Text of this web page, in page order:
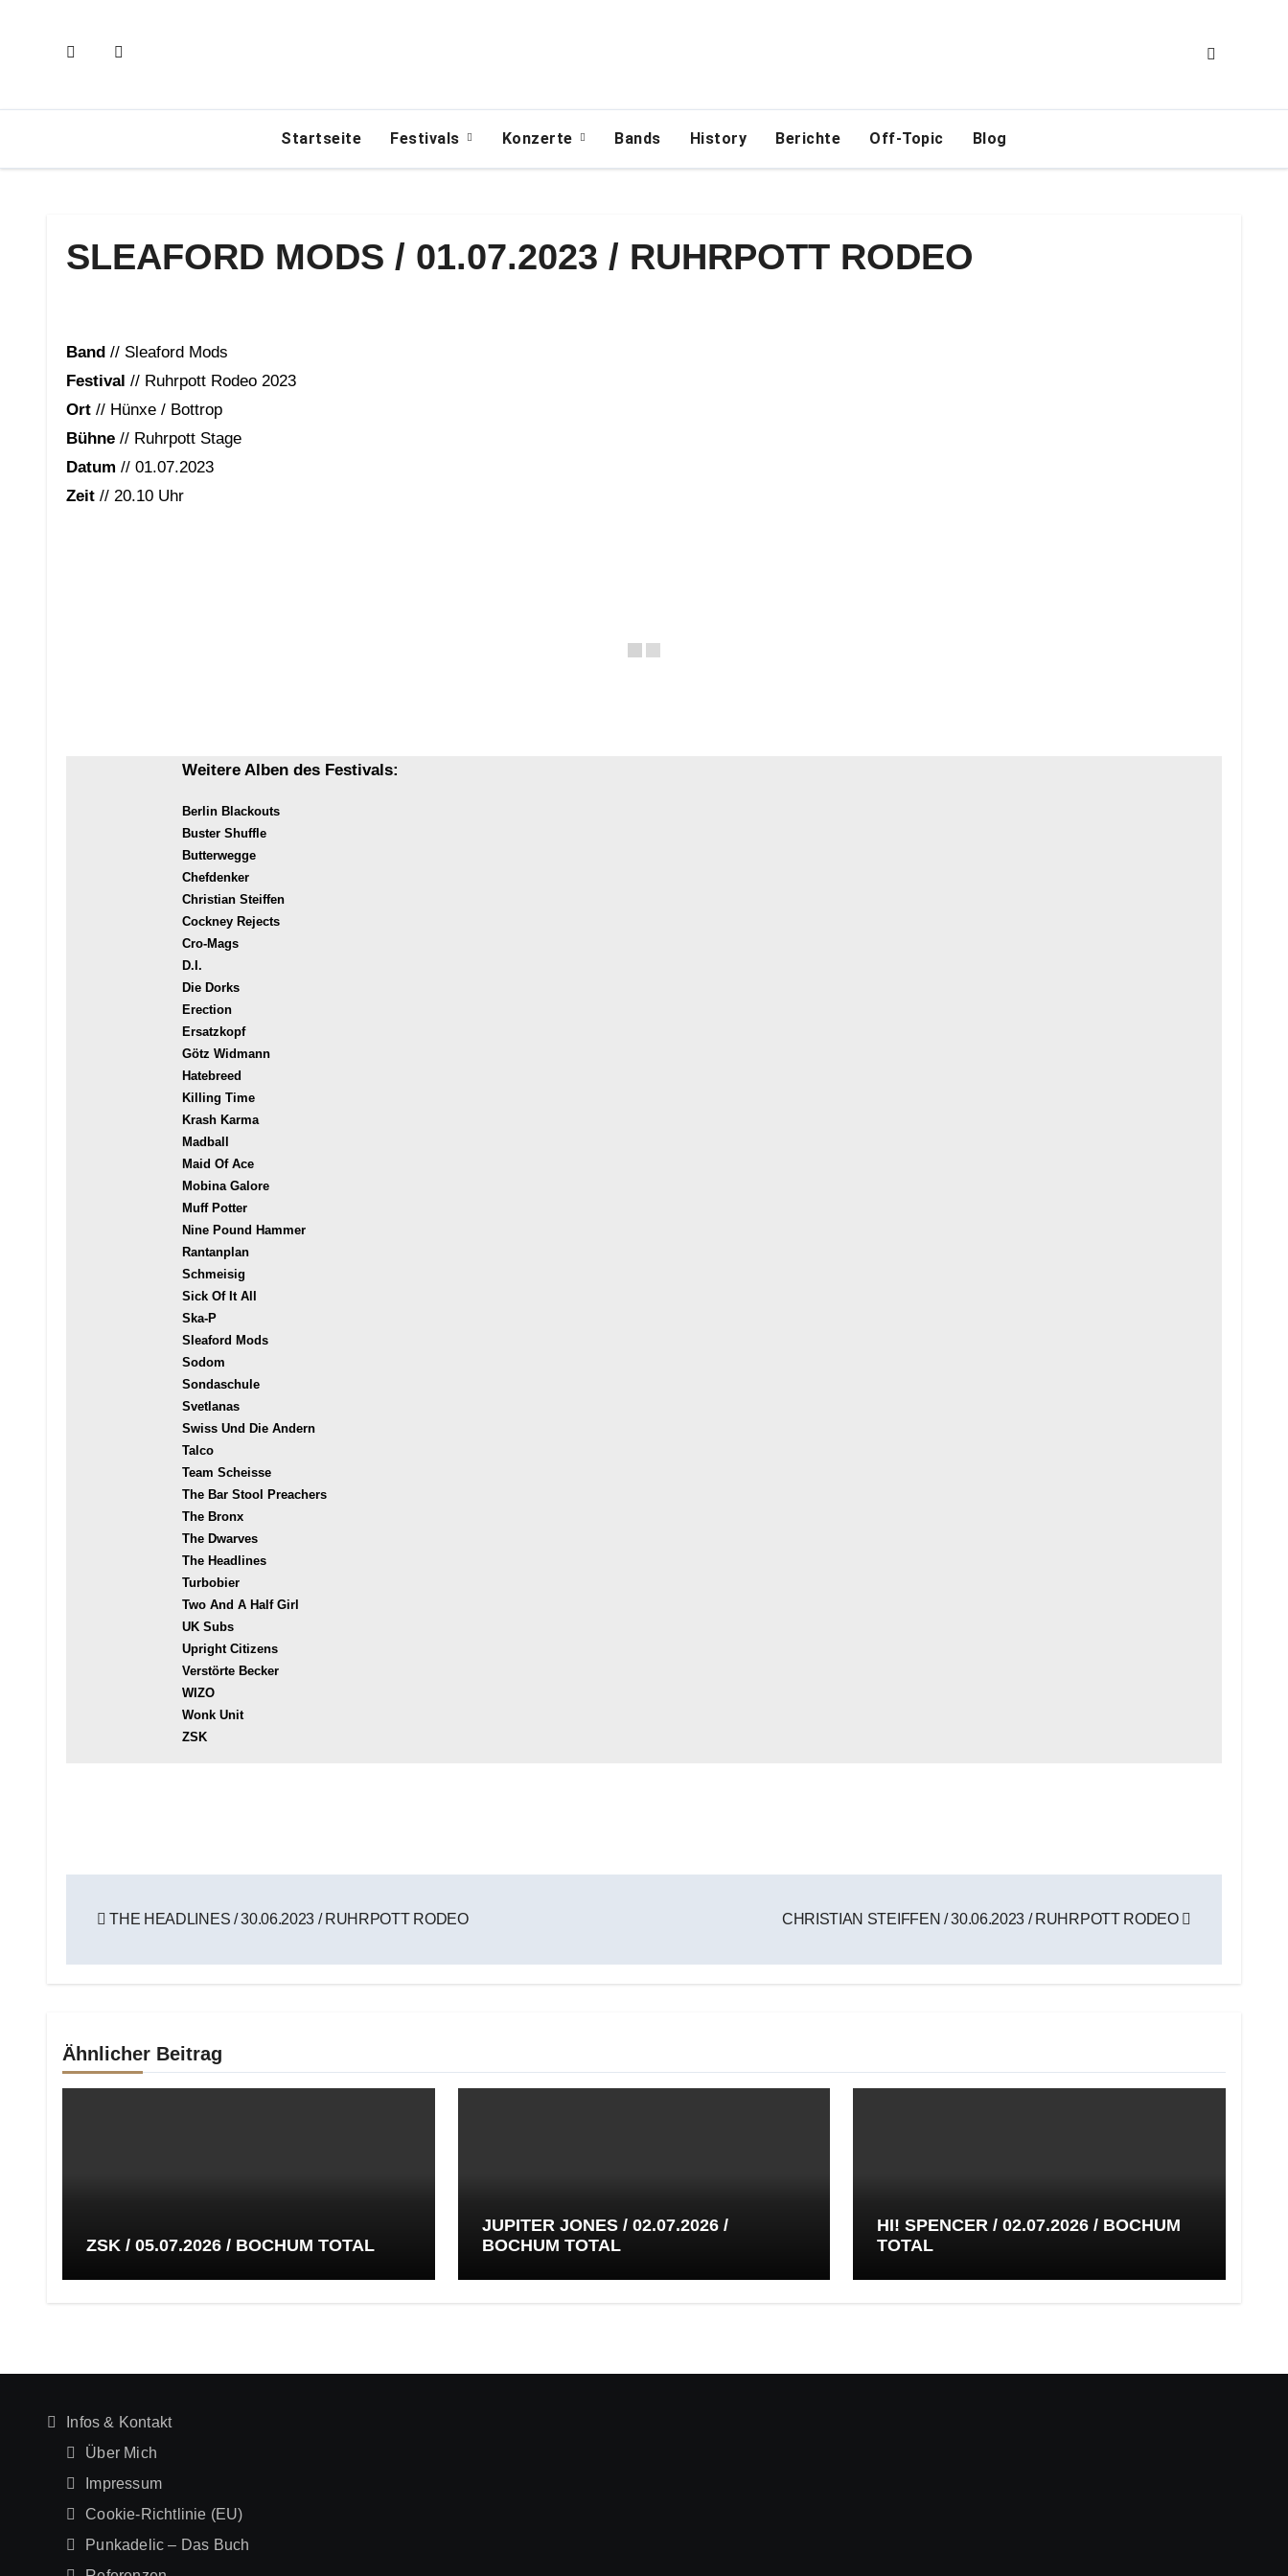
Startseite Festivals Konzerte Bands History Berichte Off-Topic Blog
SLEAFORD MODS / 01.07.2023 / RUHRPOTT RODEO
Band // Sleaford Mods
Festival // Ruhrpott Rodeo 2023
Ort // Hünxe / Bottrop
Bühne // Ruhrpott Stage
Datum // 01.07.2023
Zeit // 20.10 Uhr
Weitere Alben des Festivals:
Berlin Blackouts
Buster Shuffle
Butterwegge
Chefdenker
Christian Steiffen
Cockney Rejects
Cro-Mags
D.I.
Die Dorks
Erection
Ersatzkopf
Götz Widmann
Hatebreed
Killing Time
Krash Karma
Madball
Maid Of Ace
Mobina Galore
Muff Potter
Nine Pound Hammer
Rantanplan
Schmeisig
Sick Of It All
Ska-P
Sleaford Mods
Sodom
Sondaschule
Svetlanas
Swiss Und Die Andern
Talco
Team Scheisse
The Bar Stool Preachers
The Bronx
The Dwarves
The Headlines
Turbobier
Two And A Half Girl
UK Subs
Upright Citizens
Verstörte Becker
WIZO
Wonk Unit
ZSK
THE HEADLINES / 30.06.2023 / RUHRPOTT RODEO CHRISTIAN STEIFFEN / 30.06.2023 / RUHRPOTT RODEO
Ähnlicher Beitrag
ZSK / 05.07.2026 / BOCHUM TOTAL
JUPITER JONES / 02.07.2026 /
BOCHUM TOTAL
HI! SPENCER / 02.07.2026 / BOCHUM
TOTAL
Infos & Kontakt
Über Mich
Impressum
Cookie-Richtlinie (EU)
Punkadelic – Das Buch